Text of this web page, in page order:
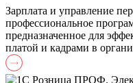
Зарплата и управление
профессиональное
предназначенное для
платой и кадрами в